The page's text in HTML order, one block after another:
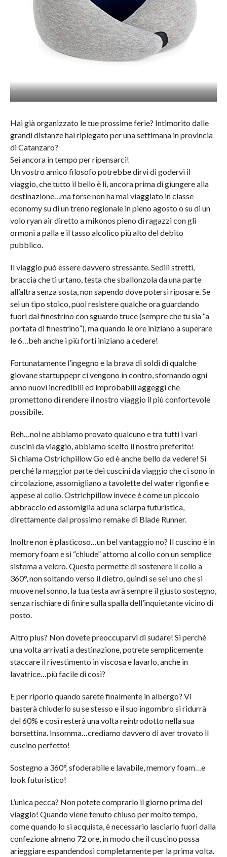
Hai già organizzato le tue prossime ferie? Intimorito dalle
grandi distanze hai ripiegato per una settimana in provincia
di Catanzaro?
Sei ancora in tempo per ripensarci!
Un vostro amico filosofo potrebbe dirvi di godervi il
viaggio, che tutto il bello è li, ancora prima di giungere alla
destinazione…ma forse non ha mai viaggiato in classe
economy su di un treno regionale in pieno agosto o su di un
volo ryan air diretto a mikonos pieno di ragazzi con gli
ormoni a palla e il tasso alcolico più alto del debito
pubblico.
Il viaggio può essere davvero stressante. Sedili stretti,
braccia che ti urtano, testa che sballonzola da una parte
all’altra senza sosta, non sapendo dove potersi riposare. Se
sei un tipo stoico, puoi resistere qualche ora guardando
fuori dal finestrino con sguardo truce (sempre che tu sia “a
portata di finestrino”), ma quando le ore iniziano a superare
le 6…beh anche i più forti iniziano a cedere!
Fortunatamente l’ingegno e la brava di soldi di qualche
giovane startuppepr ci vengono in contro, sfornando ogni
anno nuovi incredibili ed improbabili aggeggi che
promettono di rendere il nostro viaggio il più confortevole
possibile.
Beh…noi ne abbiamo provato qualcuno e tra tutti i vari
cuscini da viaggio, abbiamo scelto il nostro preferito!
Si chiama Ostrichpillow Go ed è anche bello da vedere! Si
perché la maggior parte dei cuscini da viaggio che ci sono in
circolazione, assomigliano a tavolette del water rigonfie e
appese al collo. Ostrichpillow invece è come un piccolo
abbraccio ed assomiglia ad una sciarpa futuristica,
direttamente dal prossimo remake di Blade Runner.
Inoltre non è plasticoso…un bel vantaggio no? Il cuscino è in
memory foam e si “chiude” attorno al collo con un semplice
sistema a velcro. Questo permette di sostenere il collo a
360°, non soltando verso il dietro, quindi se sei uno che si
muove nel sonno, la tua testa avrà sempre il giusto sostegno,
senza rischiare di finire sulla spalla dell’inquietante vicino di
posto.
Altro plus? Non dovete preoccuparvi di sudare! Si perchè
una volta arrivati a destinazione, potrete semplicemente
staccare il rivestimento in viscosa e lavarlo, anche in
lavatrice…più facile di così?
E per riporlo quando sarete finalmente in albergo? Vi
basterà chiuderlo su se stesso e il suo ingombro si ridurrà
del 60% e così resterà una volta reintrodotto nella sua
borsettina. Insomma…crediamo davvero di aver trovato il
cuscino perfetto!
Sostegno a 360°, sfoderabile e lavabile, memory foam…e
look futuristico!
L’unica pecca? Non potete comprarlo il giorno prima del
viaggio! Quando viene tenuto chiuso per molto tempo,
come quando lo si acquista, è necessario lasciarlo fuori dalla
confezione almeno 72 ore, in modo che il cuscino possa
arieggiare espandendosi completamente per la prima volta.